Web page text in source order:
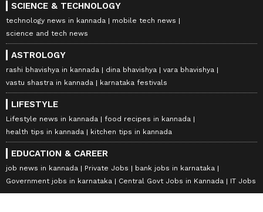
SCIENCE & TECHNOLOGY
technology news in kannada
mobile tech news
science and tech news
ASTROLOGY
rashi bhavishya in kannada dina bhavishya
vara bhavishya
vastu shastra in kannada
karnataka festivals
LIFESTYLE
Lifestyle news in kannada
food recipes in kannada
health tips in kannada
kitchen tips in kannada
EDUCATION & CAREER
job news in kannada Private Jobs
bank jobs in karnataka
Government jobs in karnataka
Central Govt Jobs in Kannada IT Jobs